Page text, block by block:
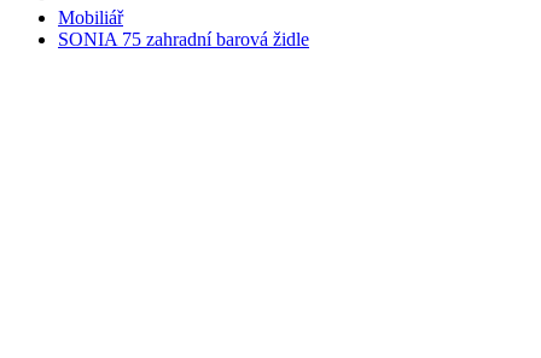
Mobiliář
SONIA 75 zahradní barová židle